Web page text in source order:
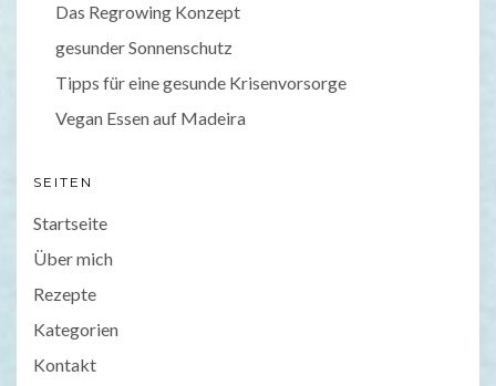
Das Regrowing Konzept
gesunder Sonnenschutz
Tipps für eine gesunde Krisenvorsorge
Vegan Essen auf Madeira
SEITEN
Startseite
Über mich
Rezepte
Kategorien
Kontakt